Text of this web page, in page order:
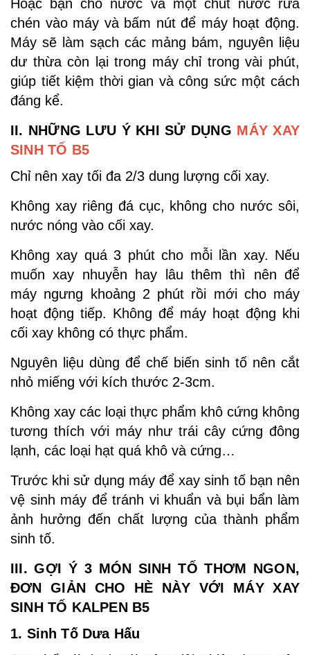
Hoặc bạn cho nước và một chút nước rửa
chén vào máy và bấm nút để máy hoạt động.
Máy sẽ làm sạch các mảng bám, nguyên liệu
dư thừa còn lại trong máy chỉ trong vài phút,
giúp tiết kiệm thời gian và công sức một cách
đáng kể.
II. NHỮNG LƯU Ý KHI SỬ DỤNG MÁY XAY
SINH TỐ B5
Chỉ nên xay tối đa 2/3 dung lượng cối xay.
Không xay riêng đá cục, không cho nước sôi,
nước nóng vào cối xay.
Không xay quá 3 phút cho mỗi lần xay. Nếu
muốn xay nhuyễn hay lâu thêm thì nên để
máy ngưng khoảng 2 phút rồi mới cho máy
hoạt động tiếp. Không để máy hoạt động khi
cối xay không có thực phẩm.
Nguyên liệu dùng để chế biến sinh tố nên cắt
nhỏ miếng với kích thước 2-3cm.
Không xay các loại thực phẩm khô cứng không
tương thích với máy như trái cây cứng đông
lạnh, các loại hạt quá khô và cứng…
Trước khi sử dụng máy để xay sinh tố bạn nên
vệ sinh máy để tránh vi khuẩn và bụi bẩn làm
ảnh hưởng đến chất lượng của thành phẩm
sinh tố.
III. GỢI Ý 3 MÓN SINH TỐ THƠM NGON,
ĐƠN GIẢN CHO HÈ NÀY VỚI MÁY XAY
SINH TỐ KALPEN B5
1. Sinh Tố Dưa Hấu